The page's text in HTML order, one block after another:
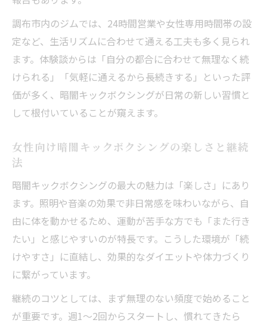
調布市内のジムでは、24時間営業や女性専用時間帯の設
定など、生活リズムに合わせて通える工夫も多く見られ
ます。体験談からは「自分の都合に合わせて無理なく続
けられる」「気軽に通えるから長続きする」といった評
価が多く、暗闇キックボクシングが日常の新しい習慣と
して根付いていることが窺えます。
女性向け暗闇キックボクシングの楽しさと継続
法
暗闇キックボクシングの最大の魅力は「楽しさ」にあり
ます。照明や音楽の効果で非日常感を味わいながら、自
由に体を動かせるため、運動が苦手な方でも「また行き
たい」と感じやすいのが特長です。こうした環境が「続
けやすさ」に直結し、効果的なダイエットや体力づくり
に繋がっています。
継続のコツとしては、まず無理のない頻度で始めること
が重要です。週1～2回からスタートし、慣れてきたら